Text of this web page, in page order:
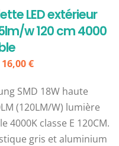
LED extérieur
w 120 cm 4000
Le
initial
était :
27,53 €.
16,00€Le
actuel
est :
16,00 €.
SMD 18W haute
(120LM/W) lumière
4000K classe E 120CM.
gris et aluminium